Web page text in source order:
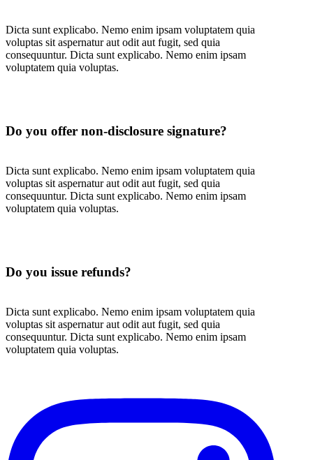
Dicta sunt explicabo. Nemo enim ipsam voluptatem quia
voluptas sit aspernatur aut odit aut fugit, sed quia
consequuntur. Dicta sunt explicabo. Nemo enim ipsam
voluptatem quia voluptas.
Do you offer non-disclosure signature?
Dicta sunt explicabo. Nemo enim ipsam voluptatem quia
voluptas sit aspernatur aut odit aut fugit, sed quia
consequuntur. Dicta sunt explicabo. Nemo enim ipsam
voluptatem quia voluptas.
Do you issue refunds?
Dicta sunt explicabo. Nemo enim ipsam voluptatem quia
voluptas sit aspernatur aut odit aut fugit, sed quia
consequuntur. Dicta sunt explicabo. Nemo enim ipsam
voluptatem quia voluptas.